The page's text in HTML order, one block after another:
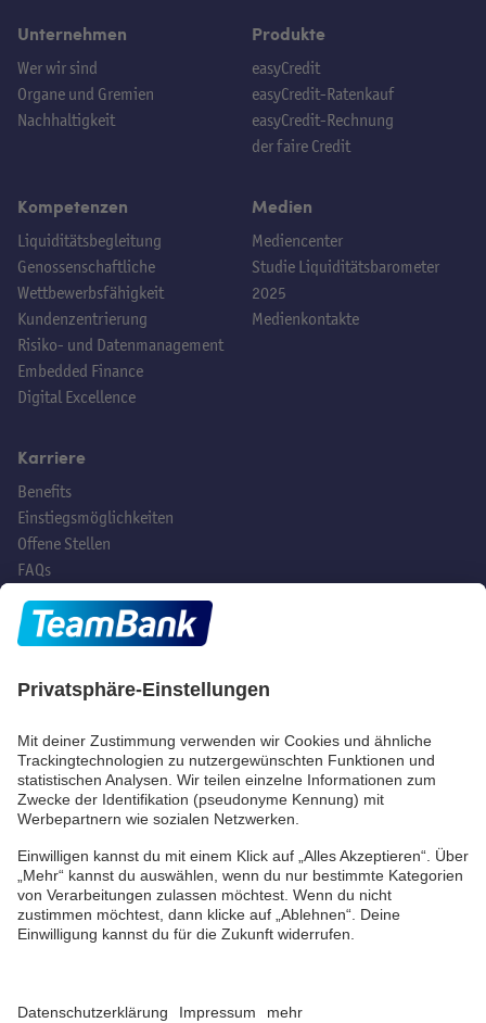
Unternehmen
Wer wir sind
Organe und Gremien
Nachhaltigkeit
Produkte
easyCredit
easyCredit-Ratenkauf
easyCredit-Rechnung
der faire Credit
Kompetenzen
Liquiditätsbegleitung
Genossenschaftliche
Wettbewerbsfähigkeit
Kundenzentrierung
Risiko- und Datenmanagement
Embedded Finance
Digital Excellence
Medien
Mediencenter
Studie Liquiditätsbarometer
2025
Medienkontakte
Karriere
Benefits
Einstiegsmöglichkeiten
Offene Stellen
FAQs
Hast du noch Fragen?
Beuthener Str. 25
Telefon:+49 (0) 911/53 90-
2000
E-Mail:info@teambank.de
Beschwerde
Datenschutz
Impressum
Barrierefreiheitserklärung